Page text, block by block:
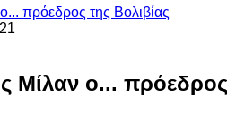
Μίλαν ο... πρόεδρος